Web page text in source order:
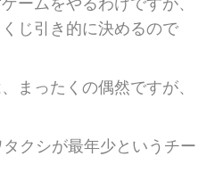
ームをやるわけですが、
じ引き的に決めるので
まったくの偶然ですが、
クシが最年少というチー